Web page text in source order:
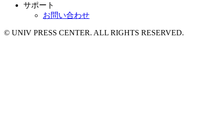
サポート
お問い合わせ
© UNIV PRESS CENTER. ALL RIGHTS RESERVED.